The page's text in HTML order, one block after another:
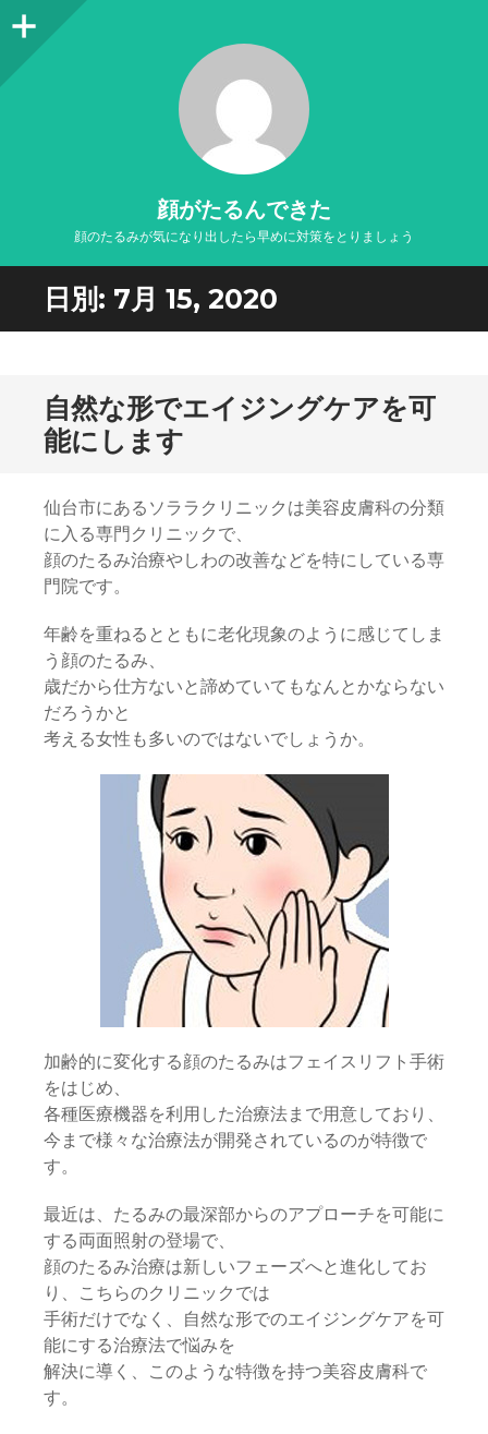
顔がたるんできた
顔のたるみが気になり出したら早めに対策をとりましょう
日別: 7月 15, 2020
自然な形でエイジングケアを可
能にします
仙台市にあるソララクリニックは美容皮膚科の分類
に入る専門クリニックで、
顔のたるみ治療やしわの改善などを特にしている専
門院です。
年齢を重ねるとともに老化現象のように感じてしま
う顔のたるみ、
歳だから仕方ないと諦めていてもなんとかならない
だろうかと
考える女性も多いのではないでしょうか。
加齢的に変化する顔のたるみはフェイスリフト手術
をはじめ、
各種医療機器を利用した治療法まで用意しており、
今まで様々な治療法が開発されているのが特徴で
す。
最近は、たるみの最深部からのアプローチを可能に
する両面照射の登場で、
顔のたるみ治療は新しいフェーズへと進化してお
り、こちらのクリニックでは
手術だけでなく、自然な形でのエイジングケアを可
能にする治療法で悩みを
解決に導く、このような特徴を持つ美容皮膚科で
す。